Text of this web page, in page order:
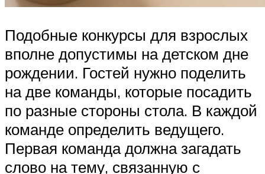
Подобные конкурсы для взрослых
вполне допустимы на детском дне
рождении. Гостей нужно поделить
на две команды, которые посадить
по разные стороны стола. В каждой
команде определить ведущего.
Первая команда должна загадать
слово на тему, связанную с